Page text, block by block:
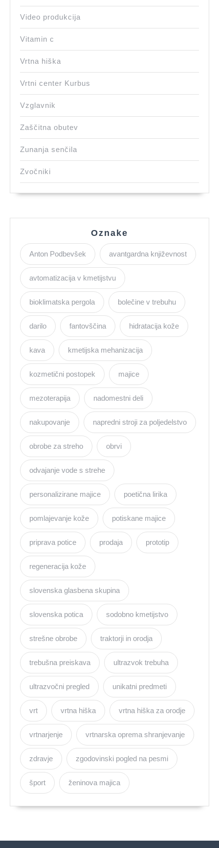
Video produkcija
Vitamin c
Vrtna hiška
Vrtni center Kurbus
Vzglavnik
Zaščitna obutev
Zunanja senčila
Zvočniki
Oznake
Anton Podbevšek avantgardna književnost
avtomatizacija v kmetijstvu
bioklimatska pergola bolečine v trebuhu
darilo fantovščina hidratacija kože
kava kmetijska mehanizacija
kozmetični postopek majice
mezoterapija nadomestni deli
nakupovanje napredni stroji za poljedelstvo
obrobe za streho obrvi
odvajanje vode s strehe
personalizirane majice poetična lirika
pomlajevanje kože potiskane majice
priprava potice prodaja prototip
regeneracija kože
slovenska glasbena skupina
slovenska potica sodobno kmetijstvo
strešne obrobe traktorji in orodja
trebušna preiskava ultrazvok trebuha
ultrazvočni pregled unikatni predmeti
vrt vrtna hiška vrtna hiška za orodje
vrtnarjenje vrtnarska oprema shranjevanje
zdravje zgodovinski pogled na pesmi
šport ženinova majica